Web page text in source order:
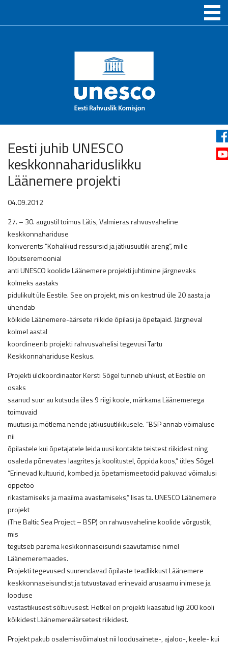
Eesti juhib UNESCO
keskkonnahariduslikku
Läänemere projekti
04.09.2012
27. – 30. augustil toimus Lätis, Valmieras rahvusvaheline
keskkonnahariduse
konverents “Kohalikud ressursid ja jätkusuutlik areng”, mille
lõputseremoonial
anti UNESCO koolide Läänemere projekti juhtimine järgnevaks
kolmeks aastaks
pidulikult üle Eestile. See on projekt, mis on kestnud üle 20 aasta ja
ühendab
kõikide Läänemere-äärsete riikide õpilasi ja õpetajaid. Järgneval
kolmel aastal
koordineerib projekti rahvusvahelisi tegevusi Tartu
Keskkonnahariduse Keskus.
Projekti üldkoordinaator Kersti Sõgel tunneb uhkust, et Eestile on
osaks
saanud suur au kutsuda üles 9 riigi koole, märkama Läänemerega
toimuvaid
muutusi ja mõtlema nende jätkusuutlikkusele. “BSP annab võimaluse
nii
õpilastele kui õpetajatele leida uusi kontakte teistest riikidest ning
osaleda põnevates laagrites ja koolitustel, õppida koos,” ütles Sõgel.
“Erinevad kultuurid, kombed ja õpetamismeetodid pakuvad võimalusi
õppetöö
rikastamiseks ja maailma avastamiseks,” lisas ta. UNESCO Läänemere
projekt
(The Baltic Sea Project – BSP) on rahvusvaheline koolide võrgustik,
mis
tegutseb parema keskkonnaseisundi saavutamise nimel
Läänemeremaades.
Projekti tegevused suurendavad õpilaste teadlikkust Läänemere
keskkonnaseisundist ja tutvustavad erinevaid arusaamu inimese ja
looduse
vastastikusest sõltuvusest. Hetkel on projekti kaasatud ligi 200 kooli
kõikidest Läänemereäärsetest riikidest.
Projekt pakub osalemisvõimalust nii loodusainete-, ajaloo-, keele- kui